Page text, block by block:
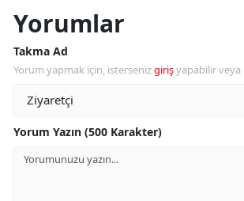
Yorumlar
Takma Ad
Yorum yapmak için, istersenizgirişyapabilir veya
Yorum Yazın (500 Karakter)